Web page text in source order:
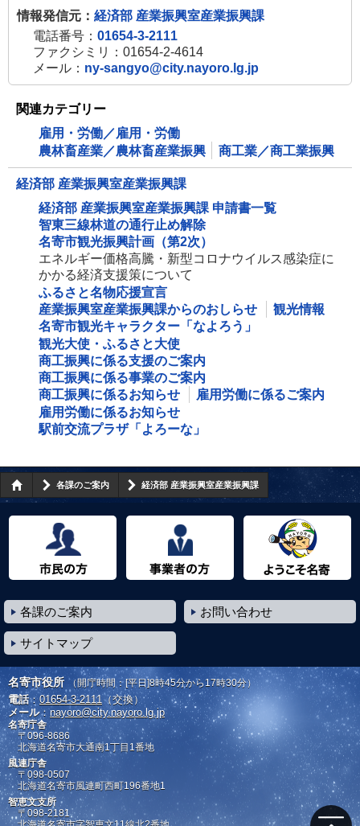
情報発信元： 経済部 産業振興室産業振興課
電話番号： 01654-3-2111
ファクシミリ：01654-2-4614
メール： ny-sangyo@city.nayoro.lg.jp
関連カテゴリー
雇用・労働／雇用・労働
農林畜産業／農林畜産業振興
商工業／商工業振興
経済部 産業振興室産業振興課
経済部 産業振興室産業振興課 申請書一覧
智東三線林道の通行止め解除
名寄市観光振興計画（第2次）
エネルギー価格高騰・新型コロナウイルス感染症に
かかる経済支援策について
ふるさと名物応援宣言
産業振興室産業振興課からのおしらせ
観光情報
名寄市観光キャラクター「なよろう」
観光大使・ふるさと大使
商工振興に係る支援のご案内
商工振興に係る事業のご案内
商工振興に係るお知らせ
雇用労働に係るご案内
雇用労働に係るお知らせ
駅前交流プラザ「よろーな」
各課のご案内 経済部 産業振興室産業振興課
各課のご案内 お問い合わせ
サイトマップ
名寄市役所 （開庁時間：[平日]8時45分から17時30分）
電話：01654-3-2111 （交換）
メール： nayoro@city.nayoro.lg.jp
名寄庁舎
〒096-8686
北海道名寄市大通南1丁目1番地
風連庁舎
〒098-0507
北海道名寄市風連町西町196番地1
智恵文支所
〒098-2181
北海道名寄市字智恵文11線北2番地